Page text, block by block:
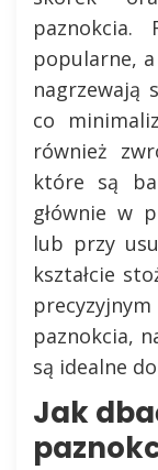
paznokcia.
popularne,
nagrzewają
co
również
które są
głównie w
lub przy
kształcie
paznokcia,
są idealne
Jak